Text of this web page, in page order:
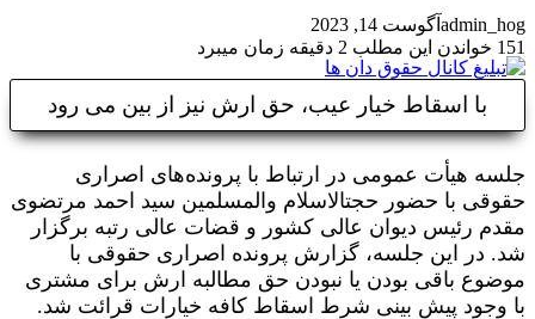
admin_hog آگوست 14, 2023
151 خواندن این مطلب 2 دقیقه زمان میبرد
با اسقاط خیار عیب، حق ارش نیز از بین می رود
جلسه هیأت عمومی در ارتباط با پرونده‌های اصراری
حقوقی با حضور حجت‎الاسلام والمسلمین سید احمد مرتضوی
مقدم رئیس دیوان عالی کشور و قضات عالی رتبه برگزار
شد. در این جلسه، گزارش پرونده اصراری حقوقی با
موضوع باقی بودن یا نبودن حق مطالبه ارش برای مشتری
با وجود پیش بینی شرط اسقاط کافه خیارات قرائت شد.